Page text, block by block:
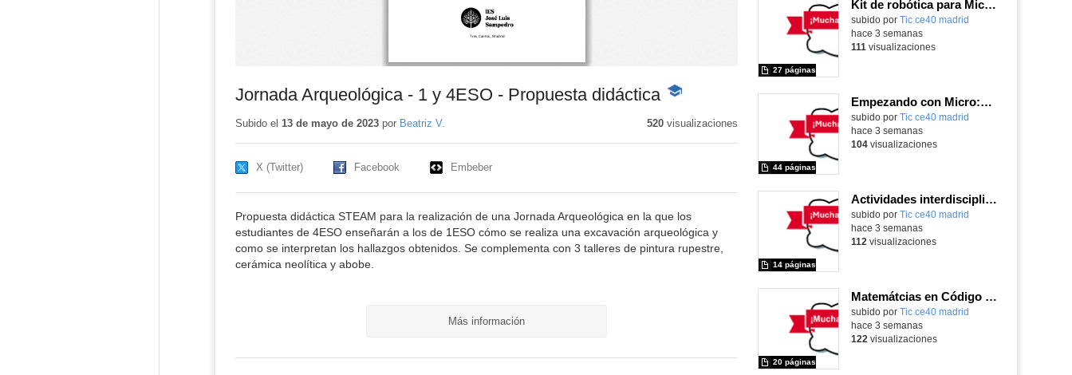
Jornada Arqueológica - 1 y 4ESO - Propuesta didáctica -
educativo
Subido el 13 de mayo de 2023por Beatriz V. 520visualizaciones
X (Twitter) Facebook Embeber
Propuesta didáctica STEAM para la realización de una Jornada Arqueológica en la que los
estudiantes de 4ESO enseñarán a los de 1ESO cómo se realiza una excavación arqueológica y
como se interpretan los hallazgos obtenidos. Se complementa con 3 talleres de pintura rupestre,
cerámica neolítica y abobe.
Más información
Kit de robótica para Micro:Bit
Contenido educativo.
subido por Tic ce40 madrid
27 páginas
hace 3 semanas
111 visualizaciones
Empezando con Micro:Bit y Maqueen
Contenido educativo.
subido por Tic ce40 madrid
44 páginas
hace 3 semanas
104visualizaciones
Actividades interdisciplinares con robótica y pensamiento computacional
Contenido educativo.
subido por Tic ce40 madrid
14 páginas
hace 3 semanas
112 visualizaciones
Matemátcias en Código Escuela 4.0
Contenido educativo.
subido por Tic ce40 madrid
20 páginas
hace 3 semanas
122 visualizaciones